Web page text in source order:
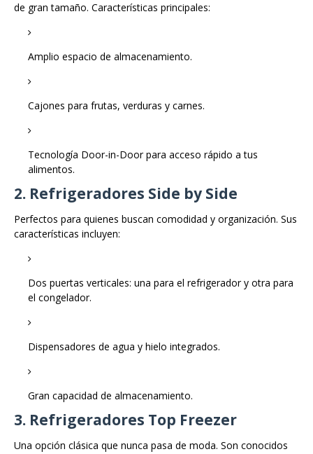
de gran tamaño. Características principales:
Amplio espacio de almacenamiento.
Cajones para frutas, verduras y carnes.
Tecnología Door-in-Door para acceso rápido a tus
alimentos.
2. Refrigeradores Side by Side
Perfectos para quienes buscan comodidad y organización. Sus
características incluyen:
Dos puertas verticales: una para el refrigerador y otra para
el congelador.
Dispensadores de agua y hielo integrados.
Gran capacidad de almacenamiento.
3. Refrigeradores Top Freezer
Una opción clásica que nunca pasa de moda. Son conocidos